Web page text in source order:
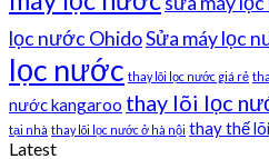
lọc nước OhidoSửa máy lọc
lọc nước thay lõi lọc nước giá rẻ
nước kangaroo thay lõi lọc
tại nhà thay lõi lọc nước ở hà nội thay thế
Latest